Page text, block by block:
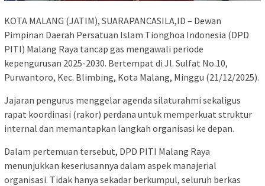
KOTA MALANG (JATIM), SUARAPANCASILA,ID – Dewan
Pimpinan Daerah Persatuan Islam Tionghoa Indonesia (DPD
PITI) Malang Raya tancap gas mengawali periode
kepengurusan 2025-2030. Bertempat di Jl. Sulfat No.10,
Purwantoro, Kec. Blimbing, Kota Malang, Minggu (21/12/2025).
Jajaran pengurus menggelar agenda silaturahmi sekaligus
rapat koordinasi (rakor) perdana untuk memperkuat struktur
internal dan memantapkan langkah organisasi ke depan.
​Dalam pertemuan tersebut, DPD PITI Malang Raya
menunjukkan keseriusannya dalam aspek manajerial
organisasi. Tidak hanya sekadar berkumpul, seluruh berkas